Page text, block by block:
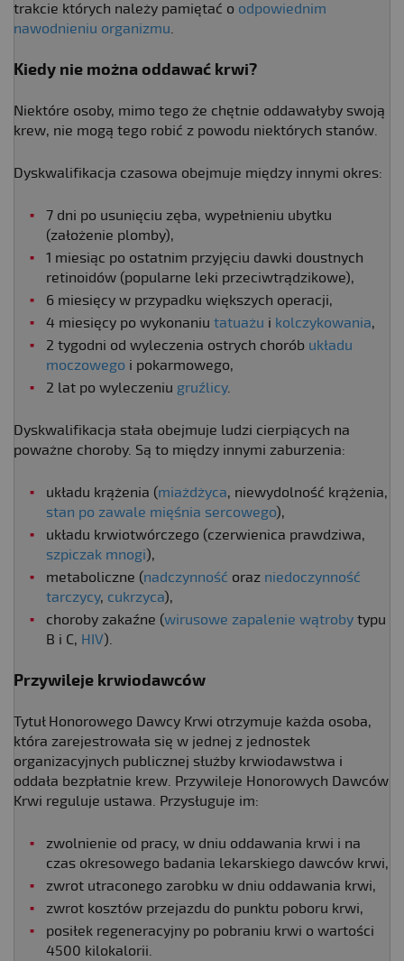
trakcie których należy pamiętać o odpowiednim
nawodnieniu organizmu.
Kiedy nie można oddawać krwi?
Niektóre osoby, mimo tego że chętnie oddawałyby swoją
krew, nie mogą tego robić z powodu niektórych stanów.
Dyskwalifikacja czasowa obejmuje między innymi okres:
7 dni po usunięciu zęba, wypełnieniu ubytku
(założenie plomby),
1 miesiąc po ostatnim przyjęciu dawki doustnych
retinoidów (popularne leki przeciwtrądzikowe),
6 miesięcy w przypadku większych operacji,
4 miesięcy po wykonaniu tatuażu i kolczykowania,
2 tygodni od wyleczenia ostrych chorób układu
moczowego i pokarmowego,
2 lat po wyleczeniu gruźlicy.
Dyskwalifikacja stała obejmuje ludzi cierpiących na
poważne choroby. Są to między innymi zaburzenia:
układu krążenia (miażdżyca, niewydolność krążenia,
stan po zawale mięśnia sercowego),
układu krwiotwórczego (czerwienica prawdziwa,
szpiczak mnogi),
metaboliczne (nadczynność oraz niedoczynność
tarczycy, cukrzyca),
choroby zakaźne (wirusowe zapalenie wątroby typu
B i C, HIV).
Przywileje krwiodawców
Tytuł Honorowego Dawcy Krwi otrzymuje każda osoba,
która zarejestrowała się w jednej z jednostek
organizacyjnych publicznej służby krwiodawstwa i
oddała bezpłatnie krew. Przywileje Honorowych Dawców
Krwi reguluje ustawa. Przysługuje im:
zwolnienie od pracy, w dniu oddawania krwi i na
czas okresowego badania lekarskiego dawców krwi,
zwrot utraconego zarobku w dniu oddawania krwi,
zwrot kosztów przejazdu do punktu poboru krwi,
posiłek regeneracyjny po pobraniu krwi o wartości
4500 kilokalorii.